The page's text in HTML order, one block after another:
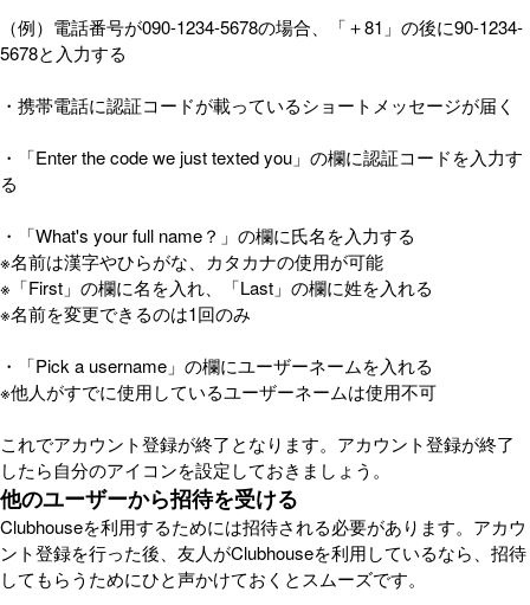
（例）電話番号が090-1234-5678の場合、「＋81」の後に90-1234-
5678と入力する
・携帯電話に認証コードが載っているショートメッセージが届く
・「Enter the code we just texted you」の欄に認証コードを入力す
る
・「What's your full name？」の欄に氏名を入力する
※名前は漢字やひらがな、カタカナの使用が可能
※「First」の欄に名を入れ、「Last」の欄に姓を入れる
※名前を変更できるのは1回のみ
・「Pick a username」の欄にユーザーネームを入れる
※他人がすでに使用しているユーザーネームは使用不可
これでアカウント登録が終了となります。アカウント登録が終了
したら自分のアイコンを設定しておきましょう。
他のユーザーから招待を受ける
Clubhouseを利用するためには招待される必要があります。アカウ
ント登録を行った後、友人がClubhouseを利用しているなら、招待
してもらうためにひと声かけておくとスムーズです。